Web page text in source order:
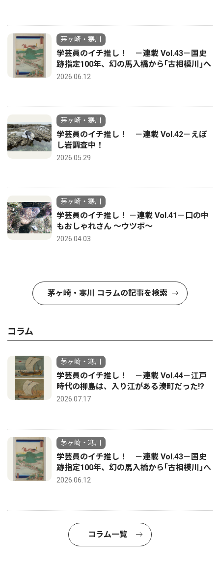
茅ヶ崎・寒川
学芸員のイチ推し！ －連載 Vol.43－国史
跡指定100年、幻の馬入橋から｢古相模川｣へ
2026.06.12
茅ヶ崎・寒川
学芸員のイチ推し！ －連載 Vol.42－えぼ
し岩調査中！
2026.05.29
茅ヶ崎・寒川
学芸員のイチ推し！ －連載 Vol.41－口の中
もおしゃれさん ～ウツボ～
2026.04.03
茅ヶ崎・寒川 コラムの記事を検索
コラム
茅ヶ崎・寒川
学芸員のイチ推し！ －連載 Vol.44－江戸
時代の柳島は、入り江がある湊町だった!?
2026.07.17
茅ヶ崎・寒川
学芸員のイチ推し！ －連載 Vol.43－国史
跡指定100年、幻の馬入橋から｢古相模川｣へ
2026.06.12
コラム一覧